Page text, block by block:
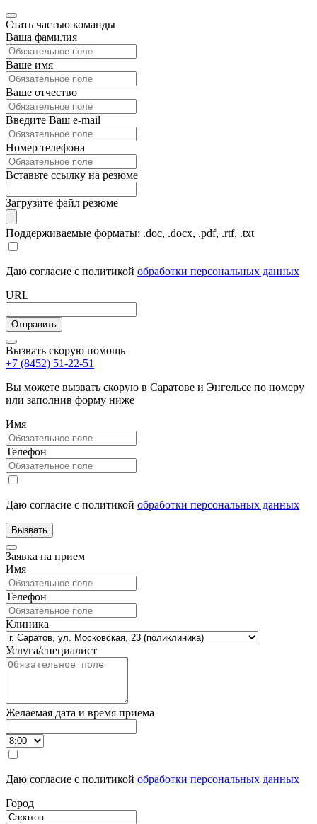
Стать частью команды
Ваша фамилия
Ваше имя
Ваше отчество
Введите Ваш e-mail
Номер телефона
Вставьте ссылку на резюме
Загрузите файл резюме
Поддерживаемые форматы: .doc, .docx, .pdf, .rtf, .txt
Даю согласие с политикой обработки персональных данных
URL
Вызвать скорую помощь
+7 (8452) 51-22-51
Вы можете вызвать скорую в Саратове и Энгельсе по номеру
или заполнив форму ниже
Имя
Телефон
Даю согласие с политикой обработки персональных данных
Заявка на прием
Имя
Телефон
Клиника
Услуга/специалист
Желаемая дата и время приема
Даю согласие с политикой обработки персональных данных
Город